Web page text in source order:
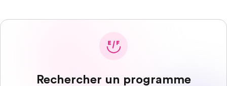
Rechercher un programme